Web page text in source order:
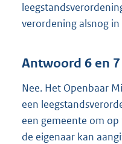
verordening alsnog in
Antwoord 6 en 7
Nee. Het Openbaar
een
een gemeente om
de eigenaar kan